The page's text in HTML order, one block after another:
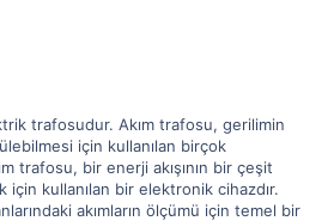
trafosudur. Akım trafosu, gerilimin
için kullanılan birçok
trafosu, bir enerji akışının bir çeşit
için kullanılan bir elektronik cihazdır.
akımların ölçümü için temel bir